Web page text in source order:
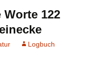
122
Logbuch